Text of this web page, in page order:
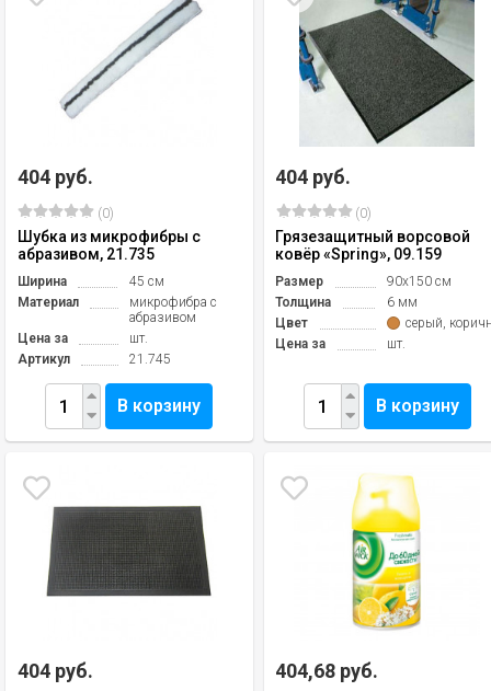
404 руб.
(0)
Шубка из микрофибры с
абразивом, 21.735
Ширина
45 см
Материал
микрофибра с
абразивом
Цена за
шт.
Артикул
21.745
В корзину
404 руб.
(0)
Грязезащитный ворсовой
ковёр «Spring», 09.159
Размер
90х150 см
Толщина
6 мм
Цвет
серый,
Цена за
шт.
В корзину
404 руб. 404,68 руб.